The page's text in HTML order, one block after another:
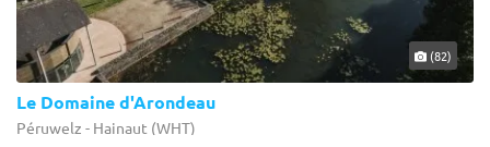
(82)
Le Domaine d'Arondeau
Péruwelz - Hainaut (WHT)